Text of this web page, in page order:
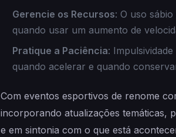
Gerencie os Recursos: O uso
quando usar um aumento de
Pratique a Paciência:
quando acelerar e quando
Com eventos esportivos de renome
incorporando atualizações temáticas,
e em sintonia com o que está